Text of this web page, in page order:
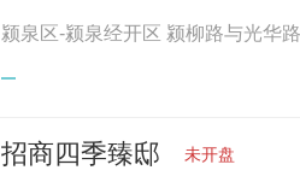
颍泉区-颍泉经开区 颍柳路与光华
招商四季臻邸 未开盘